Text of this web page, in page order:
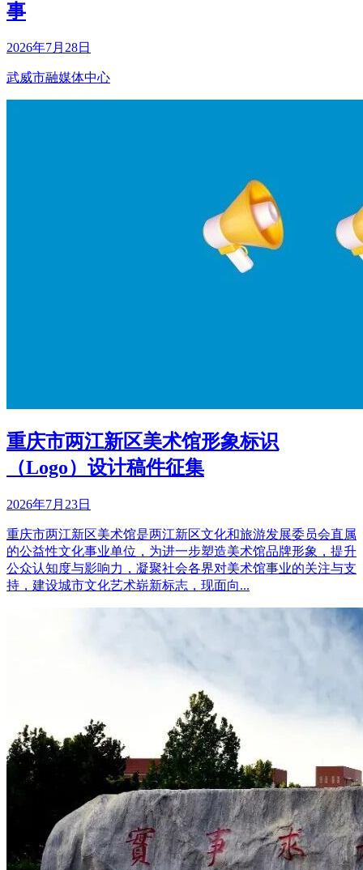
事
2026年7月28日
武威市融媒体中心
重庆市两江新区美术馆形象标识
（Logo）设计稿件征集
2026年7月23日
重庆市两江新区美术馆是两江新区文化和旅游发展委员会直属
的公益性文化事业单位，为进一步塑造美术馆品牌形象，提升
公众认知度与影响力，凝聚社会各界对美术馆事业的关注与支
持，建设城市文化艺术崭新标志，现面向...